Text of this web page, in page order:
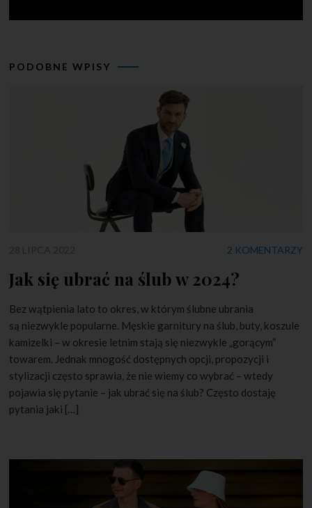
PODOBNE WPISY
2 KOMENTARZY
Jak się ubrać na ślub w 2024?
Bez wątpienia lato to okres, w którym ślubne ubrania
są niezwykle popularne. Męskie garnitury na ślub, buty, koszule
kamizelki – w okresie letnim stają się niezwykle „gorącym”
towarem. Jednak mnogość dostępnych opcji, propozycji i
stylizacji często sprawia, że nie wiemy co wybrać – wtedy
pojawia się pytanie – jak ubrać się na ślub? Często dostaję
pytania jaki […]